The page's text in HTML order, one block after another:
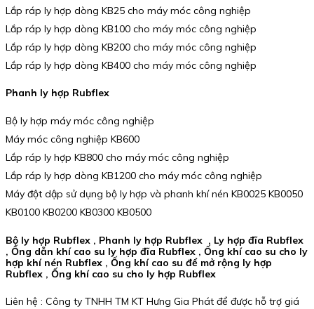
Lắp ráp ly hợp dòng KB25 cho máy móc công nghiệp
Lắp ráp ly hợp dòng KB100 cho máy móc công nghiệp
Lắp ráp ly hợp dòng KB200 cho máy móc công nghiệp
Lắp ráp ly hợp dòng KB400 cho máy móc công nghiệp
Phanh ly hợp Rubflex
Bộ ly hợp máy móc công nghiệp
Máy móc công nghiệp KB600
Lắp ráp ly hợp KB800 cho máy móc công nghiệp
Lắp ráp ly hợp dòng KB1200 cho máy móc công nghiệp
Máy đột dập sử dụng bộ ly hợp và phanh khí nén KB0025 KB0050
KB0100 KB0200 KB0300 KB0500
Bộ ly hợp Rubflex , Phanh ly hợp Rubflex , Ly hợp đĩa Rubflex
, Ống dẫn khí cao su ly hợp đĩa Rubflex , Ống khí cao su cho ly
hợp khí nén Rubflex , Ống khí cao su để mở rộng ly hợp
Rubflex , Ống khí cao su cho ly hợp Rubflex
Liên hệ : Công ty TNHH TM KT Hưng Gia Phát để được hỗ trợ giá